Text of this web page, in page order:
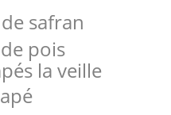
safran
pois
la veille